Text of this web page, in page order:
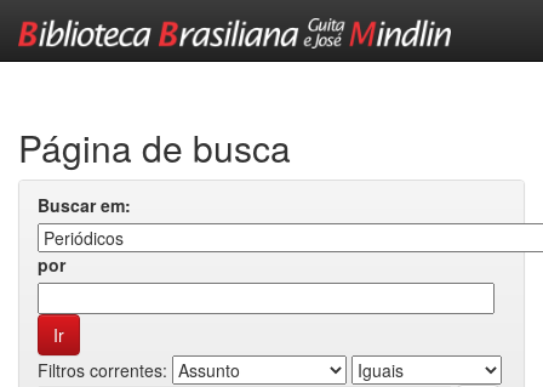
Página de busca
Buscar em:
por
Filtros correntes: